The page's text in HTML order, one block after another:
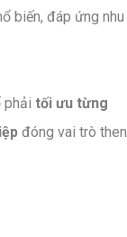
biến, đáp ứng nhu
phải tối ưu từng
đóng vai trò then